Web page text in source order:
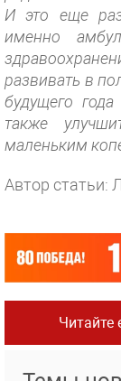
И это еще раз
именно
развивать в
будущего
также
маленьким
Автор статьи:
Читайте